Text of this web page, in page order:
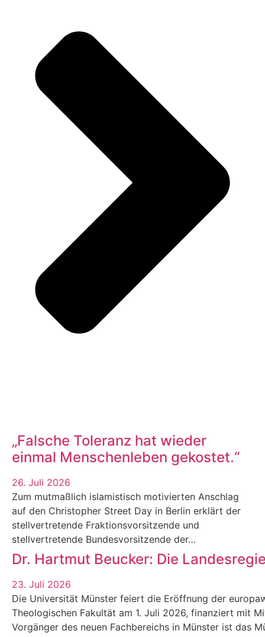
„Falsche Toleranz hat wieder
einmal Menschenleben gekostet.“
26. Juli 2026
Zum mutmaßlich islamistisch motivierten Anschlag
auf den Christopher Street Day in Berlin erklärt der
stellvertretende Fraktionsvorsitzende und
stellvertretende Bundesvorsitzende der…
Dr. Hartmut Beucker: Die
23. Juli 2026
Die Universität Münster feiert die Eröffnung der
Theologischen Fakultät am 1. Juli 2026, finanziert mit
Vorgänger des neuen Fachbereichs in Münster ist das